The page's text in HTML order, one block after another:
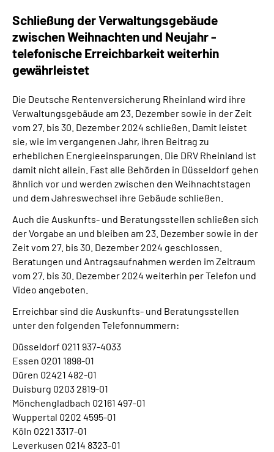
Schließung der Verwaltungsgebäude
zwischen Weihnachten und Neujahr -
telefonische Erreichbarkeit weiterhin
gewährleistet
Die Deutsche Rentenversicherung Rheinland wird ihre
Verwaltungsgebäude am 23. Dezember sowie in der Zeit
vom 27. bis 30. Dezember 2024 schließen. Damit leistet
sie, wie im vergangenen Jahr, ihren Beitrag zu
erheblichen Energieeinsparungen. Die DRV Rheinland ist
damit nicht allein. Fast alle Behörden in Düsseldorf gehen
ähnlich vor und werden zwischen den Weihnachtstagen
und dem Jahreswechsel ihre Gebäude schließen.
Auch die Auskunfts- und Beratungsstellen schließen sich
der Vorgabe an und bleiben am 23. Dezember sowie in der
Zeit vom 27. bis 30. Dezember 2024 geschlossen.
Beratungen und Antragsaufnahmen werden im Zeitraum
vom 27. bis 30. Dezember 2024 weiterhin per Telefon und
Video angeboten.
Erreichbar sind die Auskunfts- und Beratungsstellen
unter den folgenden Telefonnummern:
Düsseldorf 0211 937-4033
Essen 0201 1898-01
Düren 02421 482-01
Duisburg 0203 2819-01
Mönchengladbach 02161 497-01
Wuppertal 0202 4595-01
Köln 0221 3317-01
Leverkusen 0214 8323-01